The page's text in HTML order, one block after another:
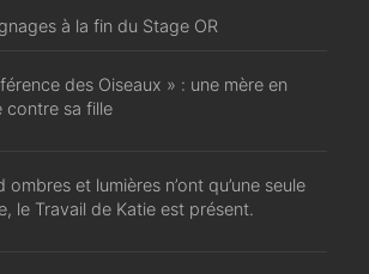
à la fin du Stage OR
des Oiseaux » : une mère en
contre sa fille
ombres et lumières n’ont qu’une seule
le Travail de Katie est présent.